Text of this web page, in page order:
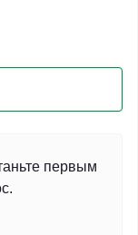
первым